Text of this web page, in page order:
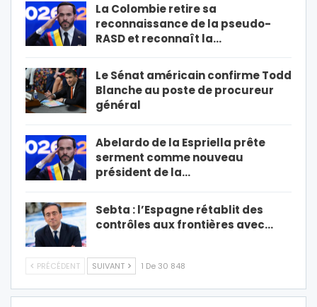
La Colombie retire sa
reconnaissance de la pseudo-
RASD et reconnaît la…
Le Sénat américain confirme Todd
Blanche au poste de procureur
général
Abelardo de la Espriella prête
serment comme nouveau
président de la…
Sebta : l’Espagne rétablit des
contrôles aux frontières avec…
PRÉCÉDENT SUIVANT 1 De 30 848